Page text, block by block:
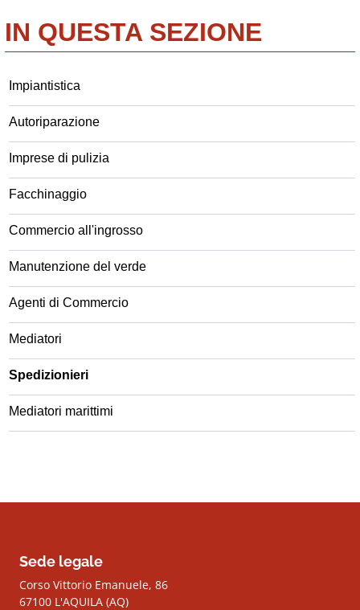
IN QUESTA SEZIONE
Impiantistica
Autoriparazione
Imprese di pulizia
Facchinaggio
Commercio all'ingrosso
Manutenzione del verde
Agenti di Commercio
Mediatori
Spedizionieri
Mediatori marittimi
Sede legale
Corso Vittorio Emanuele, 86
67100 L'AQUILA (AQ)